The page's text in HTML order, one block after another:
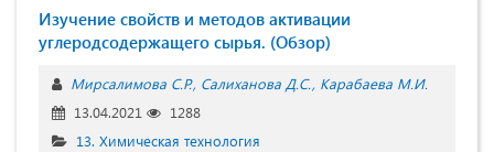
Изучение свойств и методов активации
углеродсодержащего сырья. (Обзор)
Мирсалимова С.Р. Салиханова Д.С. Карабаева М.И.
13.04.2021
1288
13. Химическая технология